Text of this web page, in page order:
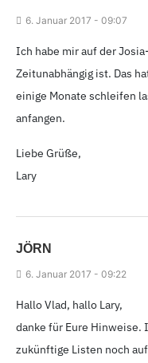
6. Januar 2017 - 09:07
Ich habe mir auf der
Zeitunabhängig ist. Das
einige Monate schleifen
anfangen.
Liebe Grüße,
Lary
JÖRN
6. Januar 2017 - 09:22
Hallo Vlad, hallo Lary,
danke für Eure Hinweise.
zukünftige Listen noch